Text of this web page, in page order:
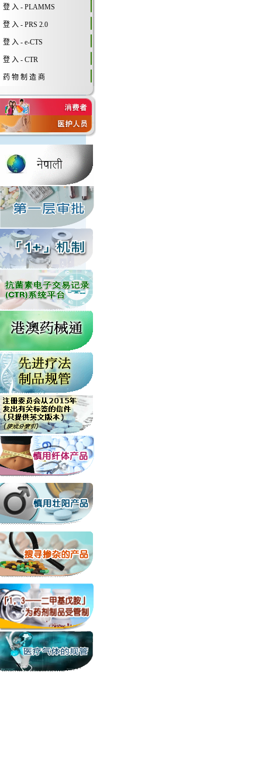
登 入 - PLAMMS
登 入 - PRS 2.0
登 入 - e-CTS
登 入 - CTR
药 物 制 造 商